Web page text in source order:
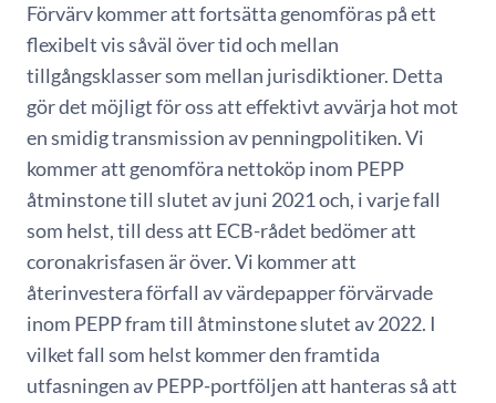
Förvärv kommer att fortsätta genomföras på ett
flexibelt vis såväl över tid och mellan
tillgångsklasser som mellan jurisdiktioner. Detta
gör det möjligt för oss att effektivt avvärja hot mot
en smidig transmission av penningpolitiken. Vi
kommer att genomföra nettoköp inom PEPP
åtminstone till slutet av juni 2021 och, i varje fall
som helst, till dess att ECB-rådet bedömer att
coronakrisfasen är över. Vi kommer att
återinvestera förfall av värdepapper förvärvade
inom PEPP fram till åtminstone slutet av 2022. I
vilket fall som helst kommer den framtida
utfasningen av PEPP-portföljen att hanteras så att